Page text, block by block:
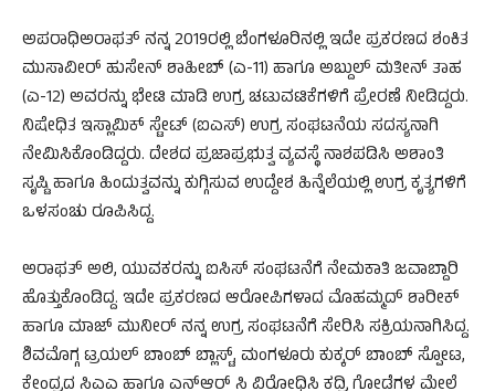
ಅಪರಾಧಿಅರಾಫತ್ ನನ್ನ 2019ರಲ್ಲಿ ಬೆಂಗಳೂರಿನಲ್ಲಿ ಇದೇ ಪ್ರಕರಣದ ಶಂಕಿತ
ಮುಸಾವೀರ್ ಹುಸೇನ್ ಶಾಹೀಬ್ (ಎ-11) ಹಾಗೂ ಅಬ್ದುಲ್ ಮತೀನ್ ತಾಹ
(ಎ-12) ಅವರನ್ನು ಭೇಟಿ ಮಾಡಿ ಉಗ್ರ ಚಟುವಟಿಕೆಗಳಿಗೆ ಪ್ರೇರಣೆ ನೀಡಿದ್ದರು.
ನಿಷೇಧಿತ ಇಸ್ಲಾಮಿಕ್ ಸ್ಟೇಟ್ (ಐಎಸ್) ಉಗ್ರ ಸಂಘಟನೆಯ ಸದಸ್ಯನಾಗಿ
ನೇಮಿಸಿಕೊಂಡಿದ್ದರು. ದೇಶದ ಪ್ರಜಾಪ್ರಭುತ್ವ ವ್ಯವಸ್ಥೆ ನಾಶಪಡಿಸಿ ಅಶಾಂತಿ
ಸೃಷ್ಟಿ ಹಾಗೂ ಹಿಂದುತ್ವವನ್ನು ಕುಗ್ಗಿಸುವ ಉದ್ದೇಶ ಹಿನ್ನೆಲೆಯಲ್ಲಿ ಉಗ್ರ ಕೃತ್ಯಗಳಿಗೆ
ಒಳಸಂಚು ರೂಪಿಸಿದ್ದ.
ಅರಾಫತ್ ಅಲಿ, ಯುವಕರನ್ನು ಐಸಿಸ್ ಸಂಘಟನೆಗೆ ನೇಮಕಾತಿ ಜವಾಬ್ದಾರಿ
ಹೊತ್ತುಕೊಂಡಿದ್ದ. ಇದೇ ಪ್ರಕರಣದ ಆರೋಪಿಗಳಾದ ಮೊಹಮ್ಮದ್ ಶಾರೀಕ್
ಹಾಗೂ ಮಾಜ್ ಮುನೀರ್ ನನ್ನ ಉಗ್ರ ಸಂಘಟನೆಗೆ ಸೇರಿಸಿ ಸಕ್ರಿಯನಾಗಿಸಿದ್ದ.
ಶಿವಮೊಗ್ಗ ಟ್ರಯಲ್ ಬಾಂಬ್ ಬ್ಲಾಸ್ಟ್, ಮಂಗಳೂರು ಕುಕ್ಕರ್ ಬಾಂಬ್ ಸ್ಪೋಟ,